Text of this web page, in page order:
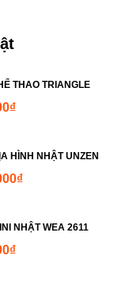
THAO TRIANGLE
₫
HÌNH NHẬT UNZEN
₫
NHẬT WEA 2611
₫